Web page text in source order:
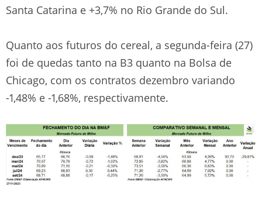
Santa Catarina e +3,7% no Rio Grande do Sul.
Quanto aos futuros do cereal, a segunda-feira (27)
foi de quedas tanto na B3 quanto na Bolsa de
Chicago, com os contratos dezembro variando
-1,48% e -1,68%, respectivamente.